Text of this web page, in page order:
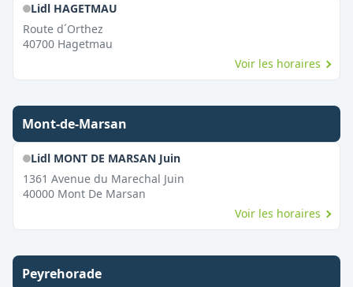
Lidl HAGETMAU
Route d´Orthez
40700 Hagetmau
Voir les horaires
Mont-de-Marsan
Lidl MONT DE MARSAN Juin
1361 Avenue du Marechal Juin
40000 Mont De Marsan
Voir les horaires
Peyrehorade